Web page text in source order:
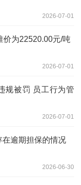
2026-07-01
价为22520.00元/吨
2026-07-01
规被罚 员工行为管
2026-07-01
逾期担保的情况
2026-06-30